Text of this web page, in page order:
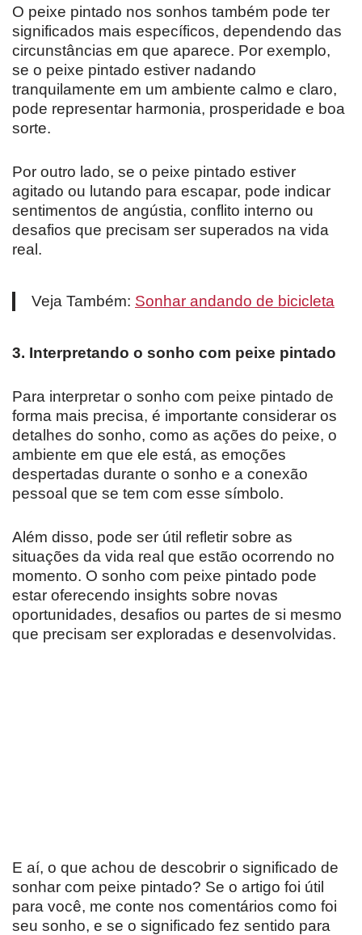
O peixe pintado nos sonhos também pode ter
significados mais específicos, dependendo das
circunstâncias em que aparece. Por exemplo,
se o peixe pintado estiver nadando
tranquilamente em um ambiente calmo e claro,
pode representar harmonia, prosperidade e boa
sorte.
Por outro lado, se o peixe pintado estiver
agitado ou lutando para escapar, pode indicar
sentimentos de angústia, conflito interno ou
desafios que precisam ser superados na vida
real.
Veja Também: Sonhar andando de bicicleta
3. Interpretando o sonho com peixe pintado
Para interpretar o sonho com peixe pintado de
forma mais precisa, é importante considerar os
detalhes do sonho, como as ações do peixe, o
ambiente em que ele está, as emoções
despertadas durante o sonho e a conexão
pessoal que se tem com esse símbolo.
Além disso, pode ser útil refletir sobre as
situações da vida real que estão ocorrendo no
momento. O sonho com peixe pintado pode
estar oferecendo insights sobre novas
oportunidades, desafios ou partes de si mesmo
que precisam ser exploradas e desenvolvidas.
E aí, o que achou de descobrir o significado de
sonhar com peixe pintado? Se o artigo foi útil
para você, me conte nos comentários como foi
seu sonho, e se o significado fez sentido para